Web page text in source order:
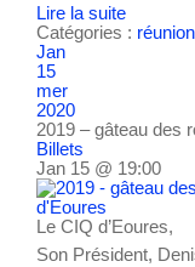
Lire la suite
Catégories :
Jan
15
mer
2020
2019 – gâteau des
Billets
Jan 15 @ 19:00
Le CIQ d’Eoures,
Son Président,